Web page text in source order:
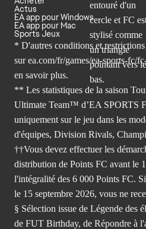
Actus
EA app pour Windows
EA app pour Mac
Sports Jeux
* D'autres conditions et
sur ea.com/fr/games/ea-sports-fc/
en savoir plus.
** Les statistiques de la saison
Ultimate Team™ d’EA SPORTS
uniquement sur le jeu dans les
d'équipes, Division Rivals,
††Vous devez effectuer les
distribution de Points FC avant le
l'intégralité des 6 000 Points FC.
le 15 septembre 2026, vous ne
§ Sélection issue de Légende des
de FUT Birthday, de Répondre à